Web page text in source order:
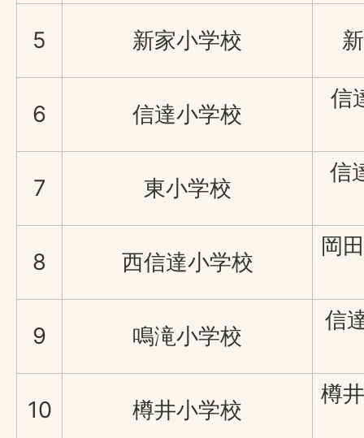
5 新家小学校
6 信達小学校
信
7 東小学校
信
8 西信達小学校
岡
9 鳴滝小学校
信
10 樽井小学校
樽